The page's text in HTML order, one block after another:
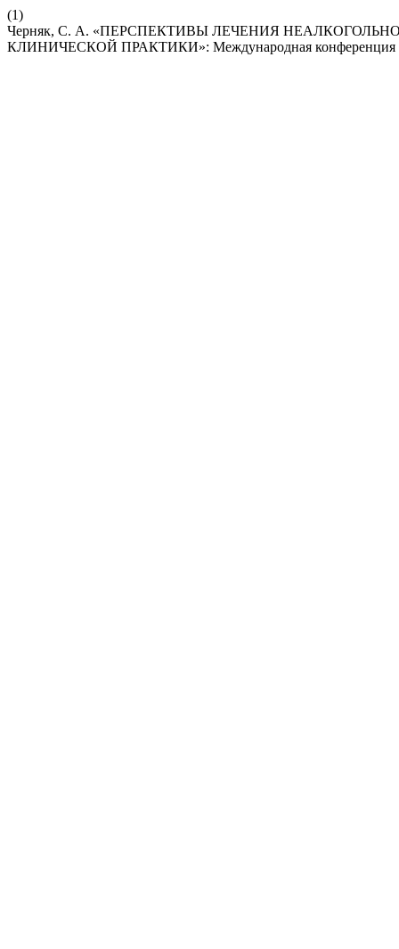
(1)
Черняк, С. А. «ПЕРСПЕКТИВЫ ЛЕЧЕНИЯ
КЛИНИЧЕСКОЙ ПРАКТИКИ»: Международная конференция